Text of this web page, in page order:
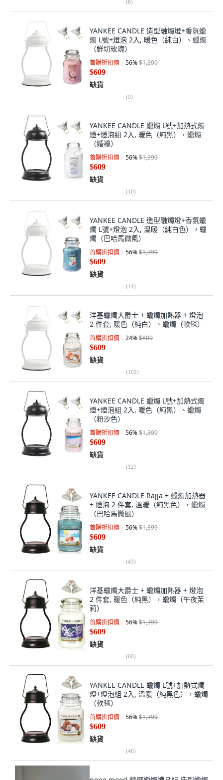
(8)
YANKEE CANDLE 造型融燭燈+香氛蠟
燭 L號+燈泡 2入, 暖色（純白）、蠟燭
（鮮切玫瑰）
首購折扣價 56%$1,399
$609
缺貨
(9)
YANKEE CANDLE 蠟燭 L號+加熱式燭
燈+燈泡組 2入, 暖色（純黑），蠟燭
（婚禮）
首購折扣價 56%$1,399
$609
缺貨
(10)
YANKEE CANDLE 造型融燭燈+香氛蠟
燭 L號+燈泡 2入, 溫暖（純白色），蠟
燭（巴哈馬微風）
首購折扣價 56%$1,399
$609
缺貨
(14)
洋基蠟燭大爵士 + 蠟燭加熱器 + 燈泡
2 件套, 暖色（純白）、蠟燭（軟毯）
首購折扣價 24%$809
$609
缺貨
(102)
YANKEE CANDLE 蠟燭 L號+加熱式燭
燈+燈泡組 2入, 暖色（純黑）、蠟燭
（粉沙色）
首購折扣價 56%$1,399
$609
缺貨
(12)
YANKEE CANDLE Rajja + 蠟燭加熱器
+ 燈泡 2 件套, 溫暖（純黑色），蠟燭
（巴哈馬微風）
首購折扣價 56%$1,399
$609
缺貨
(43)
洋基蠟燭大爵士 + 蠟燭加熱器 + 燈泡
2 件套, 暖色（純黑），蠟燭（午夜茉
莉）
首購折扣價 56%$1,399
$609
缺貨
(60)
YANKEE CANDLE 蠟燭 L號+加熱式燭
燈+燈泡組 2入, 溫暖（純黑色），蠟燭
（軟毯）
首購折扣價 56%$1,399
$609
缺貨
(46)